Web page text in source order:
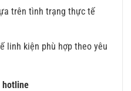
trên tình trạng thực tế
linh kiện phù hợp theo yêu
hotline